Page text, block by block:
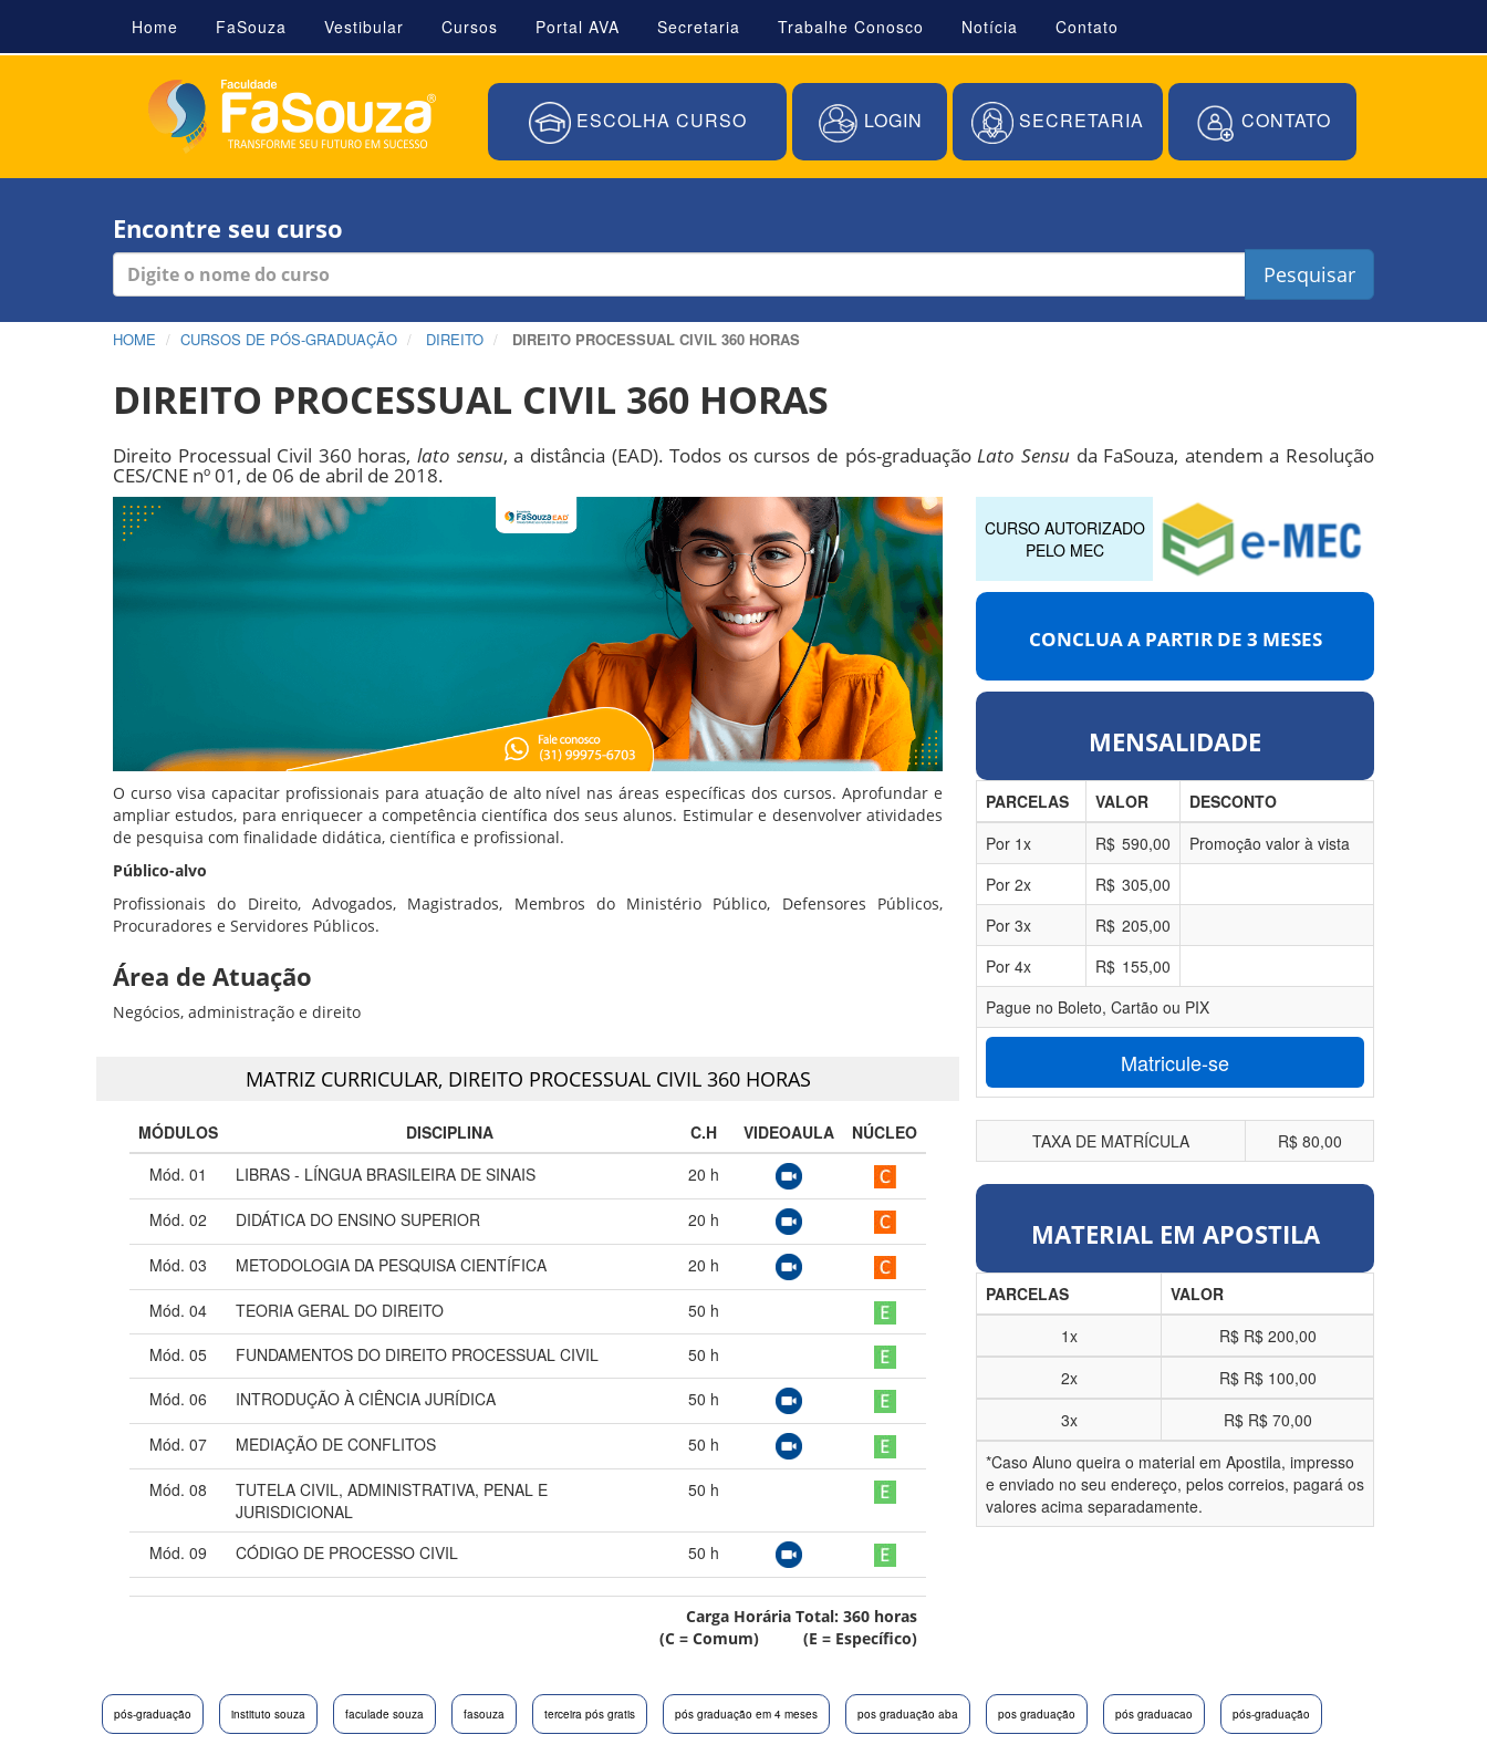
Home FaSouza Vestibular Cursos Portal AVA Secretaria Trabalhe Conosco Notícia Contato
ESCOLHA CURSO LOGIN SECRETARIA CONTATO
Encontre seu curso
Pesquisar
HOME CURSOS DE PÓS-GRADUAÇÃO DIREITO DIREITO PROCESSUAL CIVIL 360 HORAS
DIREITO PROCESSUAL CIVIL 360 HORAS
Direito Processual Civil 360 horas,lato sensu, a distância (EAD). Todos os cursos de pós-graduaçãoLato Sensuda FaSouza, atendem a Resolução
CES/CNE nº 01, de 06 de abril de 2018.
O curso visa capacitar profissionais para atuação de alto nível nas áreas específicas dos cursos. Aprofundar e
ampliar estudos, para enriquecer a competência científica dos seus alunos. Estimular e desenvolver atividades
de pesquisa com finalidade didática, científica e profissional.
Público-alvo
Profissionais do Direito, Advogados, Magistrados, Membros do Ministério Público, Defensores Públicos,
Procuradores e Servidores Públicos.
Área de Atuação
Negócios, administração e direito
MATRIZ CURRICULAR, DIREITO PROCESSUAL CIVIL 360 HORAS
MÓDULOS DISCIPLINA C.H VIDEOAULA
NÚCLEO
Mód. 01
LIBRAS - LÍNGUA BRASILEIRA DE SINAIS 20 h
Mód. 02 DIDÁTICA DO ENSINO SUPERIOR 20 h
Mód. 03 METODOLOGIA DA PESQUISA CIENTÍFICA 20 h
Mód. 04 TEORIA GERAL DO DIREITO 50 h
Mód. 05
FUNDAMENTOS DO DIREITO PROCESSUAL CIVIL 50 h
Mód. 06
INTRODUÇÃO À CIÊNCIA JURÍDICA 50 h
Mód. 07 MEDIAÇÃO DE CONFLITOS 50 h
Mód. 08
TUTELA CIVIL, ADMINISTRATIVA, PENAL E
JURISDICIONAL
50 h
Mód. 09 CÓDIGO DE PROCESSO CIVIL 50 h
Carga Horária Total: 360 horas
(C = Comum) (E = Específico)
CURSO AUTORIZADO
PELO MEC
CONCLUA A PARTIR DE 3 MESES
MENSALIDADE
PARCELAS VALOR
DESCONTO
Por 1x R$ 590,00
Promoção valor à vista
Por 2x R$ 305,00
Por 3x R$ 205,00
Por 4x R$ 155,00
Pague no Boleto, Cartão ou PIX
Matricule-se
TAXA DE MATRÍCULA R$ 80,00
MATERIAL EM APOSTILA
PARCELAS
VALOR
1x
R$ R$ 200,00
2x
R$ R$ 100,00
3x
R$ R$ 70,00
*Caso Aluno queira o material em Apostila, impresso
e enviado no seu endereço, pelos correios, pagará os
valores acima separadamente.
pós-graduação instituto souza faculade souza fasouza terceira pós gratis pós graduação em 4 meses pos graduação aba pos graduação pós graduacao pós-graduação